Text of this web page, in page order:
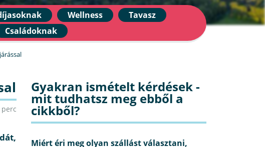
Wellness
Tavasz
Családoknak
perc
Gyakran ismételt kérdések -
mit tudhatsz meg ebből a
cikkből?
Miért éri meg olyan szállást választani,